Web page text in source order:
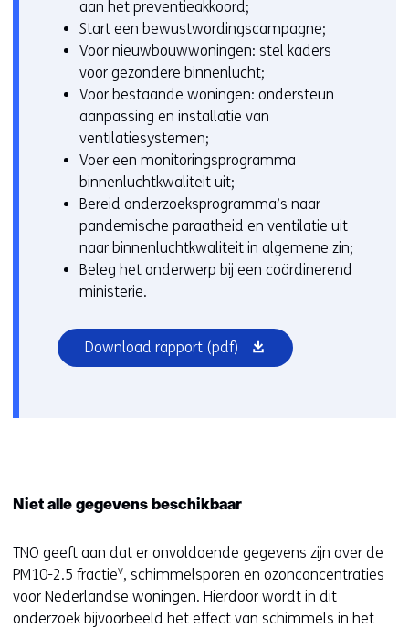
aan het preventieakkoord;
Start een bewustwordingscampagne;
Voor nieuwbouwwoningen: stel kaders
voor gezondere binnenlucht;
Voor bestaande woningen: ondersteun
aanpassing en installatie van
ventilatiesystemen;
Voer een monitoringsprogramma
binnenluchtkwaliteit uit;
Bereid onderzoeksprogramma’s naar
pandemische paraatheid en ventilatie uit
naar binnenluchtkwaliteit in algemene zin;
Beleg het onderwerp bij een coördinerend
ministerie.
Download rapport (pdf) (opent
in
Niet alle gegevens beschikbaar
TNO geeft aan dat er onvoldoende gegevens zijn over de
PM10-2.5 fractiev, schimmelsporen en ozonconcentraties
voor Nederlandse woningen. Hierdoor wordt in dit
onderzoek bijvoorbeeld het effect van schimmels in het